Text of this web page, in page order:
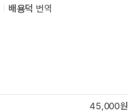
배용덕 번역
45,000원